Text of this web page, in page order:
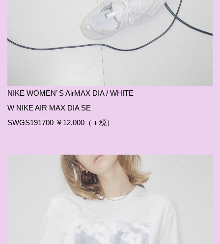
NIKE WOMEN’ S AirMAX DIA / WHITE
W NIKE AIR MAX DIA SE
SWGS191700 ￥12,000（＋税）